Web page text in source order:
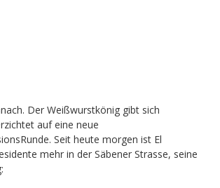
Der Weißwurstkönig gibt sich
auf eine neue
Seit heute morgen ist El
mehr in der Säbener Strasse, seine